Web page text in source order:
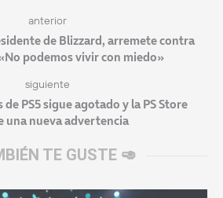
anterior
de Blizzard, arremete contra
podemos vivir con miedo»
siguiente
PS5 sigue agotado y la PS Store
una nueva advertencia
TE GUSTE 🥑